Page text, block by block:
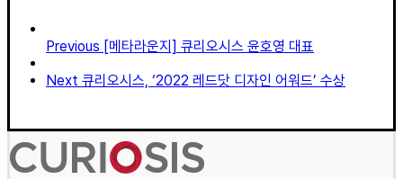
Previous [메타라운지] 큐리오시스 윤호영 대표
Next 큐리오시스, ‘2022 레드닷 디자인 어워드’ 수상